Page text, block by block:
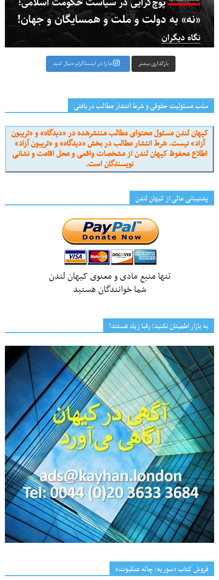
بارگذاری بیشتر ما را در اینستاگرام دنبال کنید
سلب مسئولیت حقوقی و شرط انتشار مطالب دریافتی
کیهان لندن مسئول محتوای مطالب منتشرشده در «دیدگاه» و «تریبون
آزاد» نیست. شرط انتشار مطالب در بخش «دیدگاه» و «تریبون آزاد»
اطلاع محفوظ کیهان لندن از مشخصات واقعی و محل اقامت و نشانی
نویسندگان است.
پشتیبانی مالی از کیهانِ لندن
تنها منبع مادی و معنوی کیهان لندن
شما خوانندگان هستید
به بازار اطمینان نکنید؛ رقبا زیاد هستند!
فروش کتاب «سوریه: چاله عنکبوت»